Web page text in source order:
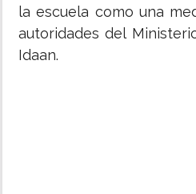
la escuela como una
autoridades del
Idaan.